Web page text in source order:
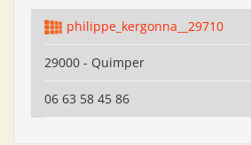
philippe_kergonna__29710
29000 - Quimper
06 63 58 45 86